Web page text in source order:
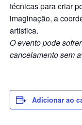
técnicas para criar
imaginação, a
artística.
O evento pode
cancelamento sem
Adicionar ao